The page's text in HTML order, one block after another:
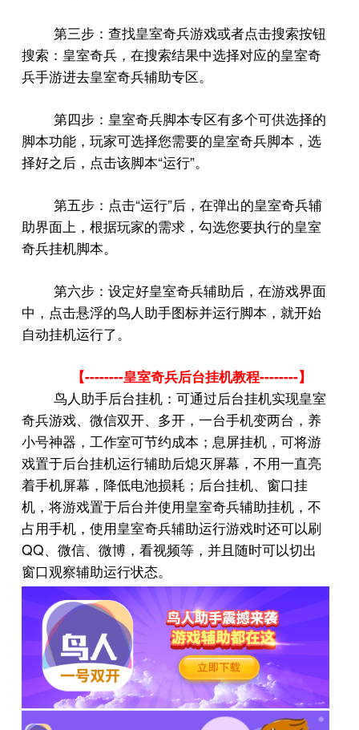
第三步：查找皇室奇兵游戏或者点击搜索按钮
搜索：皇室奇兵，在搜索结果中选择对应的皇室奇
兵手游进去皇室奇兵辅助专区。
第四步：皇室奇兵脚本专区有多个可供选择的
脚本功能，玩家可选择您需要的皇室奇兵脚本，选
择好之后，点击该脚本“运行”。
第五步：点击“运行”后，在弹出的皇室奇兵辅
助界面上，根据玩家的需求，勾选您要执行的皇室
奇兵挂机脚本。
第六步：设定好皇室奇兵辅助后，在游戏界面
中，点击悬浮的鸟人助手图标并运行脚本，就开始
自动挂机运行了。
【--------皇室奇兵后台挂机教程--------】
鸟人助手后台挂机：可通过后台挂机实现皇室
奇兵游戏、微信双开、多开，一台手机变两台，养
小号神器，工作室可节约成本；息屏挂机，可将游
戏置于后台挂机运行辅助后熄灭屏幕，不用一直亮
着手机屏幕，降低电池损耗；后台挂机、窗口挂
机，将游戏置于后台并使用皇室奇兵辅助挂机，不
占用手机，使用皇室奇兵辅助运行游戏时还可以刷
QQ、微信、微博，看视频等，并且随时可以切出
窗口观察辅助运行状态。